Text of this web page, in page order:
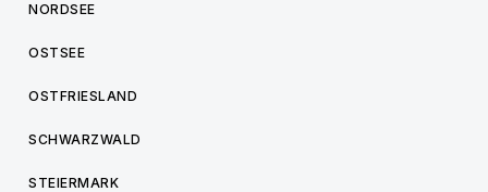
NORDSEE
OSTSEE
OSTFRIESLAND
SCHWARZWALD
STEIERMARK